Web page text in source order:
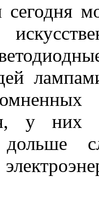
сегодня
у них